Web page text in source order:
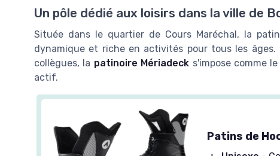
Un pôle dédié aux loisirs dans la ville de
Située dans le quartier de Cours Maréchal, la
dynamique et riche en activités pour tous les
collègues, la patinoire Mériadeck s'impose comme
actif.
Patins de